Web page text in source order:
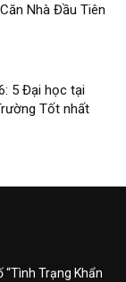
Nhà Đầu Tiên
5 Đại học tại
Tốt nhất
“Tình Trạng Khẩn